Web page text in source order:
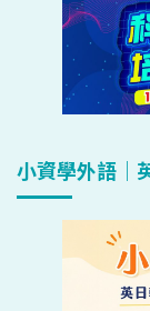
小資學外語｜